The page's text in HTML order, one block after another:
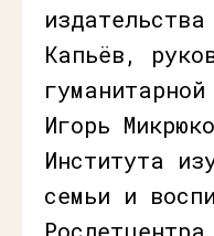
Капьёв,
Игорь
Института
семьи и